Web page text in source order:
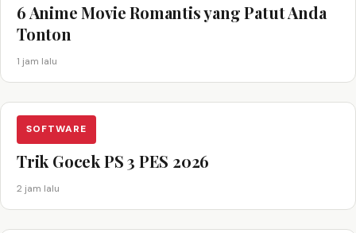
6 Anime Movie Romantis yang Patut Anda
Tonton
1 jam lalu
SOFTWARE
Trik Gocek PS 3 PES 2026
2 jam lalu